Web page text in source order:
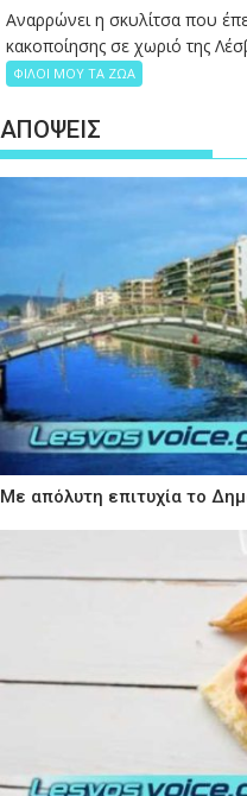
Αναρρώνει η σκυλίτσα που
κακοποίησης σε χωριό της
ΦΙΛΟΙ ΜΟΥ ΤΑ ΖΩΑ
ΑΠΟΨΕΙΣ
Με απόλυτη επιτυχία το